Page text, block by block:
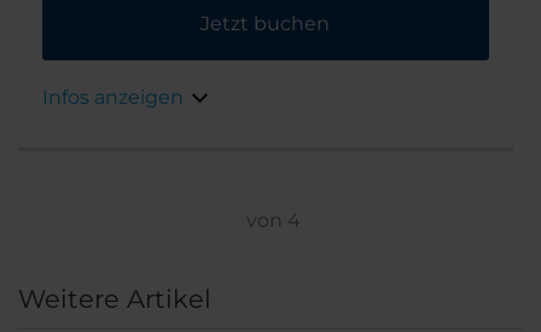
Blumenmarkt, sowie dem Munttoren. Auch
die wichtigsten Sehenswürdigkeiten der
angrenzenden Einkaufsviertel sind vom Hotel
Jetzt buchen
Infos anzeigen
von 4
Weitere Artikel